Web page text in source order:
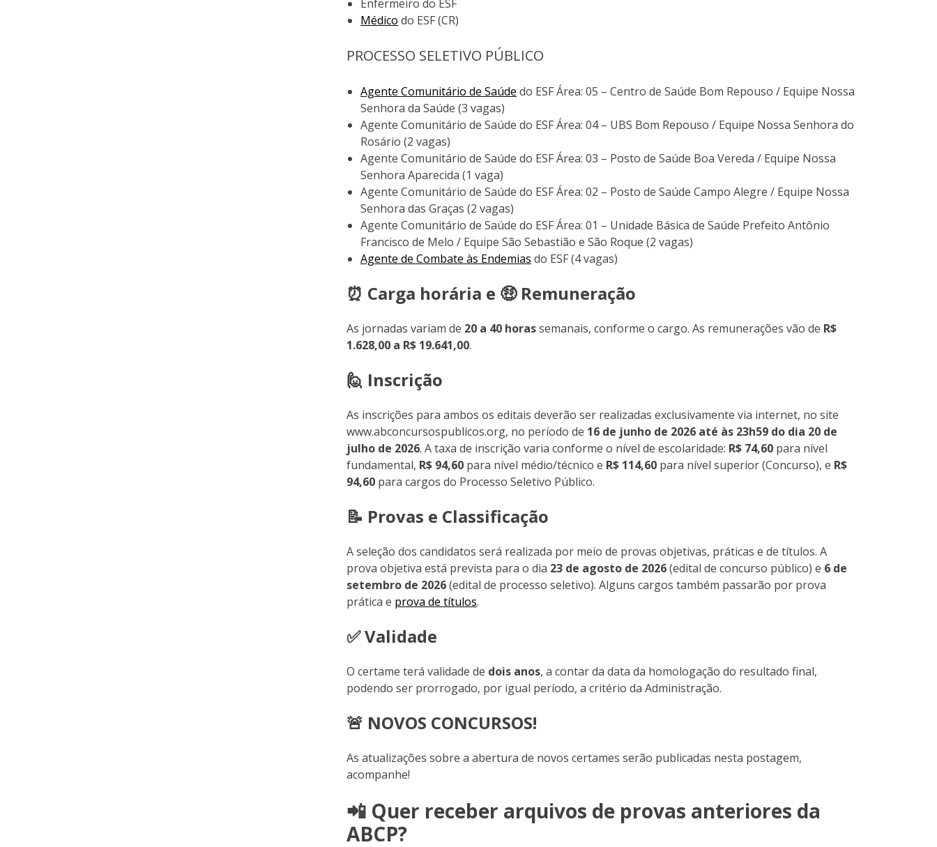
Enfermeiro do ESF
Médico do ESF (CR)
PROCESSO SELETIVO PÚBLICO
Agente Comunitário de Saúde do ESF Área: 05 – Centro de Saúde Bom Repouso / Equipe Nossa
Senhora da Saúde (3 vagas)
Agente Comunitário de Saúde do ESF Área: 04 – UBS Bom Repouso / Equipe Nossa Senhora do
Rosário (2 vagas)
Agente Comunitário de Saúde do ESF Área: 03 – Posto de Saúde Boa Vereda / Equipe Nossa
Senhora Aparecida (1 vaga)
Agente Comunitário de Saúde do ESF Área: 02 – Posto de Saúde Campo Alegre / Equipe Nossa
Senhora das Graças (2 vagas)
Agente Comunitário de Saúde do ESF Área: 01 – Unidade Básica de Saúde Prefeito Antônio
Francisco de Melo / Equipe São Sebastião e São Roque (2 vagas)
Agente de Combate às Endemias do ESF (4 vagas)
⏰ Carga horária e 🤑 Remuneração
As jornadas variam de 20 a 40 horassemanais, conforme o cargo. As remunerações vão de R$
1.628,00 a R$ 19.641,00.
🙋 Inscrição
As inscrições para ambos os editais deverão ser realizadas exclusivamente via internet, no site
www.abconcursospublicos.org, no período de 16 de junho de 2026 até às 23h59 do dia 20 de
julho de 2026. A taxa de inscrição varia conforme o nível de escolaridade: R$ 74,60 para nível
fundamental, R$ 94,60 para nível médio/técnico e R$ 114,60 para nível superior (Concurso), e R$
94,60 para cargos do Processo Seletivo Público.
📝 Provas e Classificação
A seleção dos candidatos será realizada por meio de provas objetivas, práticas e de títulos. A
prova objetiva está prevista para o dia 23 de agosto de 2026(edital de concurso público) e 6 de
setembro de 2026(edital de processo seletivo). Alguns cargos também passarão por prova
prática e prova de títulos.
✅ Validade
O certame terá validade de dois anos, a contar da data da homologação do resultado final,
podendo ser prorrogado, por igual período, a critério da Administração.
🚨 NOVOS CONCURSOS!
As atualizações sobre a abertura de novos certames serão publicadas nesta postagem,
acompanhe!
📲 Quer receber arquivos de provas anteriores da
ABCP?